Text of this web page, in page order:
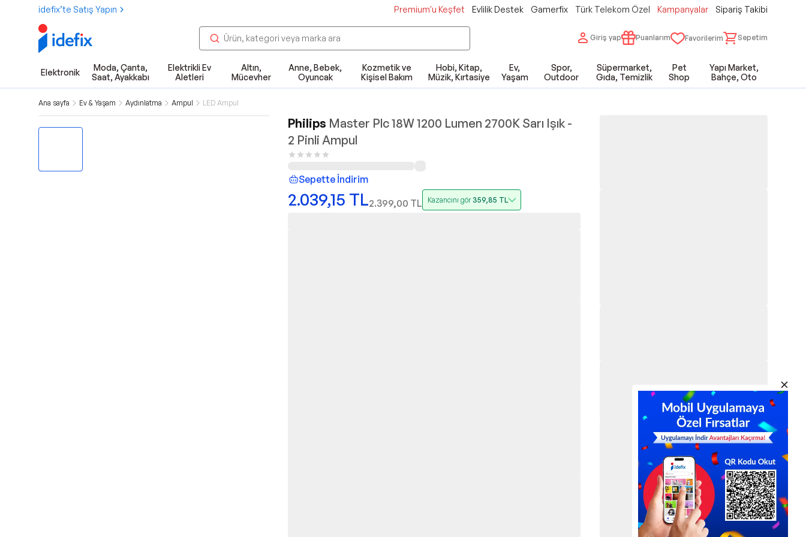
idefix’te Satış Yapın Premium'u Keşfet Evlilik Destek Gamerfix Türk Telekom Özel Kampanyalar Sipariş Takibi
Giriş yap Puanlarım Favorilerim Sepetim
Elektronik
Moda, Çanta,
Saat, Ayakkabı
Elektrikli Ev
Aletleri
Altın,
Mücevher
Anne, Bebek,
Oyuncak
Kozmetik ve
Kişisel Bakım
Hobi, Kitap,
Müzik, Kırtasiye
Ev,
Yaşam
Spor,
Outdoor
Süpermarket,
Gıda, Temizlik
Pet
Shop
Yapı Market,
Bahçe, Oto
Ana sayfa Ev & Yaşam Aydınlatma Ampul LED Ampul
Philips Master Plc 18W 1200 Lumen 2700K Sarı Işık -
2 Pinli Ampul
Sepette İndirim
2.039,15 TL2.399,00 TL Kazancını gör359,85 TL